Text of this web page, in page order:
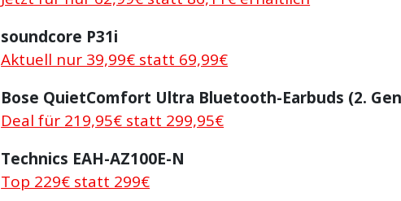
soundcore P31i
Aktuell nur 39,99€ statt 69,99€
Bose QuietComfort Ultra Bluetooth-Earbuds (2.
Deal für 219,95€ statt 299,95€
Technics EAH-AZ100E-N
Top 229€ statt 299€